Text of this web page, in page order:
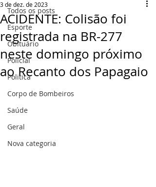
Todos os posts
Esporte
Obituário
Policial
Politica
Corpo de Bombeiros
Saúde
Geral
Nova categoria
ACIDENTE: Colisão foi
registrada na BR-277
neste domingo próximo
ao Recanto dos Papagaio
3 de dez. de 2023